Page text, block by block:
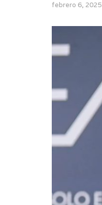
febrero 6, 2025